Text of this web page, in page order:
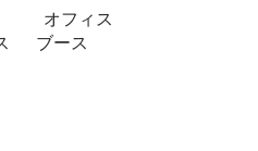
オフィス
ブース